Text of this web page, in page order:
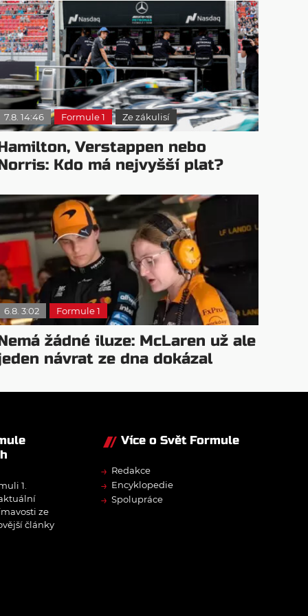
7.8. 14:46 Formule 1 Ze zákulisí
Verstappen nebo
Kdo má nejvyšší plat?
6.8. 3:02 Formule 1
žádné iluze: McLaren už ale
návrat ze dna dokázal
1.
ze
články
Více o Svět Formule
→ Redakce
→ Encyklopedie
→ Spolupráce